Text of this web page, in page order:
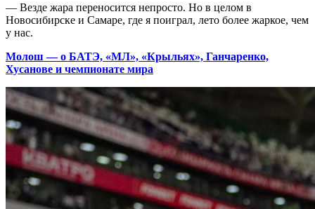
— Везде жара переносится непросто. Но в целом в
Новосибирске и Самаре, где я поиграл, лето более жаркое, чем
у нас.
Молош — о БАТЭ, «МЛ», «Крыльях», Ганчаренко,
Хусанове и чемпионате мира